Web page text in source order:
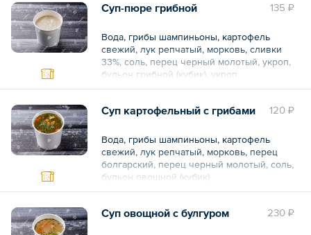
135 ₽
Суп-пюре грибной
Вода, грибы шампиньоны, картофель
свежий, лук репчатый, морковь, сливки
33%, соль, перец черный молотый, укроп,
бульон грибной (кубик), укроп.
120 ₽
Суп картофельный с грибами
Вода, грибы шампиньоны, картофель
свежий, лук репчатый, морковь, перец
болгарский, перец черный молотый, соль,
бульон овощной (кубик)
230 ₽
Суп овощной с булгуром